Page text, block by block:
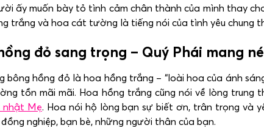
ấy muốn bày tỏ tình cảm chân thành của mình thay
trắng và hoa cát tường là tiếng nói của tình yêu chung
đỏ sang trọng – Quý Phái mang
bông hồng đỏ là hoa hồng trắng – “loài hoa của ánh
tồn mãi mãi. Hoa hồng trắng cũng nói về lòng trung
nhật Mẹ. Hoa nói hộ lòng bạn sự biết ơn, trân trọng và
nghiệp, bạn bè, những người thân của bạn.